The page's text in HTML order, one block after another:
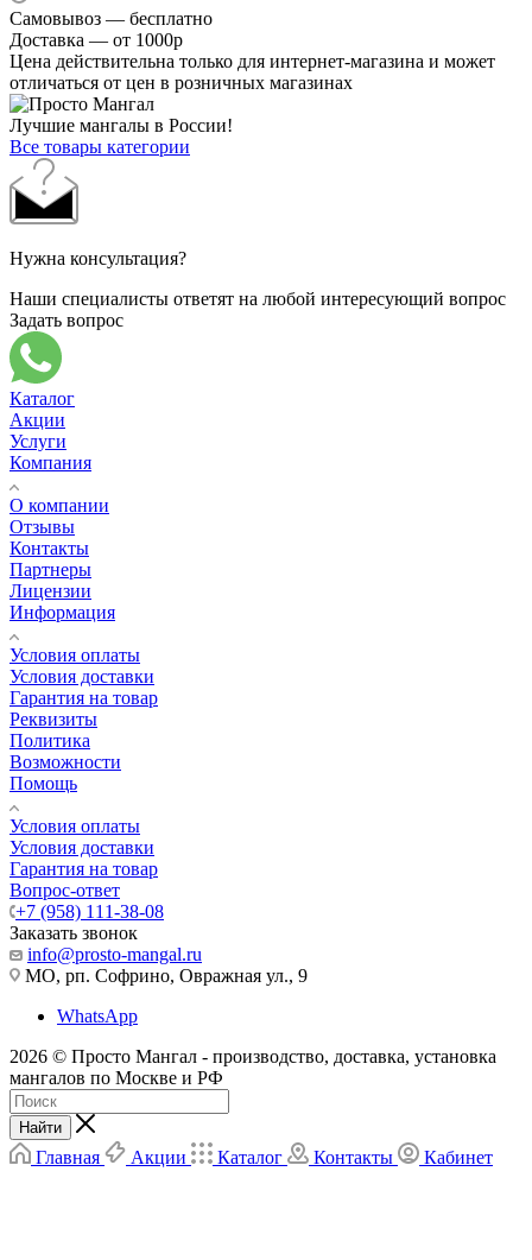
Самовывоз — бесплатно
Доставка — от 1000р
Цена действительна только для интернет-магазина и может
отличаться от цен в розничных магазинах
Лучшие мангалы в России!
Все товары категории
Нужна консультация?
Наши специалисты ответят на любой интересующий вопрос
Задать вопрос
Каталог
Акции
Услуги
Компания
О компании
Отзывы
Контакты
Партнеры
Лицензии
Информация
Условия оплаты
Условия доставки
Гарантия на товар
Реквизиты
Политика
Возможности
Помощь
Условия оплаты
Условия доставки
Гарантия на товар
Вопрос-ответ
+7 (958) 111-38-08
Заказать звонок
info@prosto-mangal.ru
МО, рп. Софрино, Овражная ул., 9
WhatsApp
2026 © Просто Мангал - производство, доставка, установка
мангалов по Москве и РФ
Найти
Главная Акции Каталог Контакты Кабинет